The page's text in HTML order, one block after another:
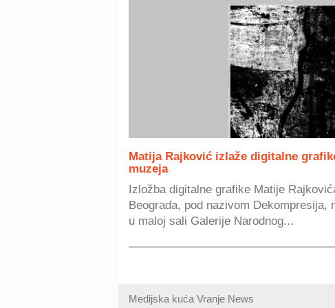
Matija Rajković izlaže digitalne
muzeja
Izložba digitalne grafike Matije
Beograda, pod nazivom Dekompresija,
u maloj sali Galerije Narodnog...
Medijska kuća Vranje News